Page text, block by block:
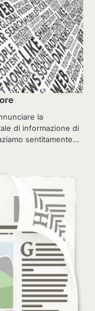
la
di informazione di
sentitamente…